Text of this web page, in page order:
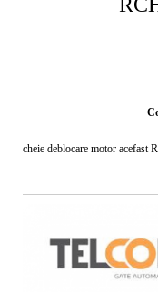
cheie deblocare motor acefast